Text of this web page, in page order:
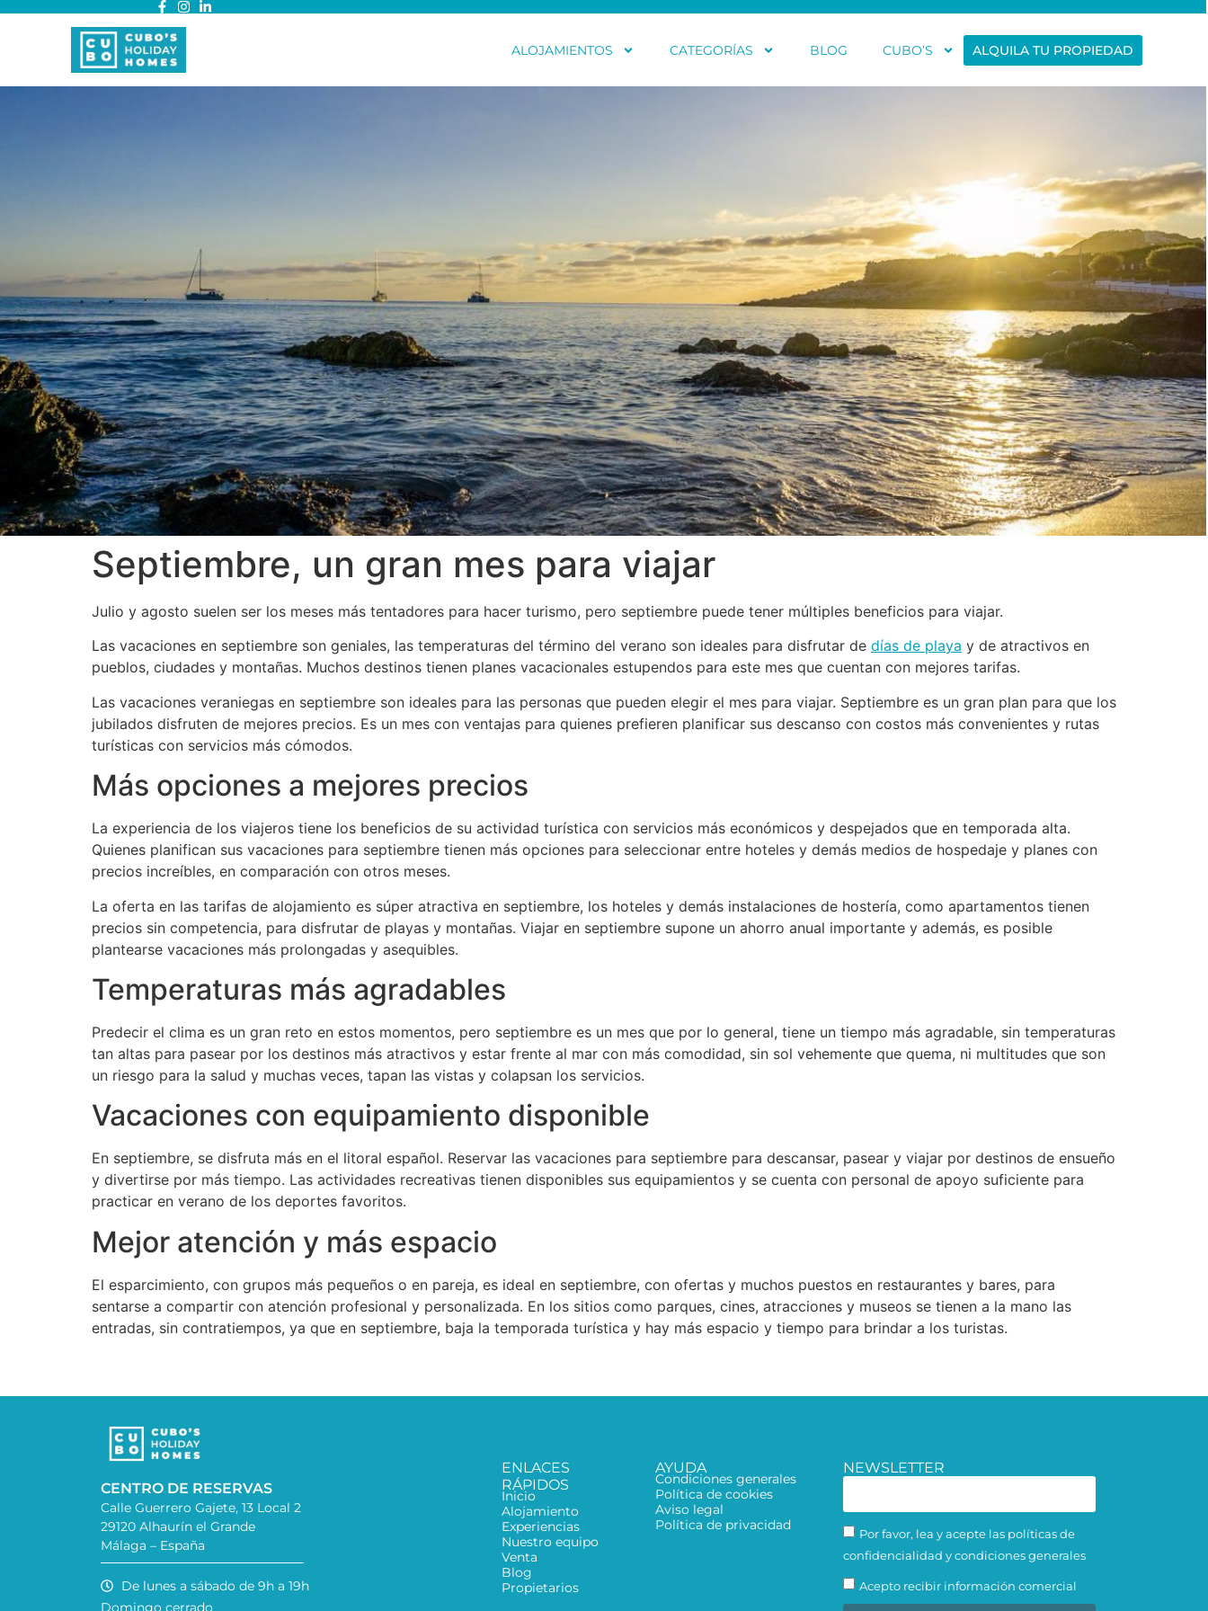
ALQUILA TU PROPIEDAD
ALOJAMIENTOS CATEGORÍAS BLOG CUBO’S
Septiembre, un gran mes para viajar
Julio y agosto suelen ser los meses más tentadores para hacer turismo, pero septiembre puede tener múltiples beneficios para viajar.
Las vacaciones en septiembre son geniales, las temperaturas del término del verano son ideales para disfrutar de días de playa y de atractivos en
pueblos, ciudades y montañas. Muchos destinos tienen planes vacacionales estupendos para este mes que cuentan con mejores tarifas.
Las vacaciones veraniegas en septiembre son ideales para las personas que pueden elegir el mes para viajar. Septiembre es un gran plan para que los
jubilados disfruten de mejores precios. Es un mes con ventajas para quienes prefieren planificar sus descanso con costos más convenientes y rutas
turísticas con servicios más cómodos.
Más opciones a mejores precios
La experiencia de los viajeros tiene los beneficios de su actividad turística con servicios más económicos y despejados que en temporada alta.
Quienes planifican sus vacaciones para septiembre tienen más opciones para seleccionar entre hoteles y demás medios de hospedaje y planes con
precios increíbles, en comparación con otros meses.
La oferta en las tarifas de alojamiento es súper atractiva en septiembre, los hoteles y demás instalaciones de hostería, como apartamentos tienen
precios sin competencia, para disfrutar de playas y montañas. Viajar en septiembre supone un ahorro anual importante y además, es posible
plantearse vacaciones más prolongadas y asequibles.
Temperaturas más agradables
Predecir el clima es un gran reto en estos momentos, pero septiembre es un mes que por lo general, tiene un tiempo más agradable, sin temperaturas
tan altas para pasear por los destinos más atractivos y estar frente al mar con más comodidad, sin sol vehemente que quema, ni multitudes que son
un riesgo para la salud y muchas veces, tapan las vistas y colapsan los servicios.
Vacaciones con equipamiento disponible
En septiembre, se disfruta más en el litoral español. Reservar las vacaciones para septiembre para descansar, pasear y viajar por destinos de ensueño
y divertirse por más tiempo. Las actividades recreativas tienen disponibles sus equipamientos y se cuenta con personal de apoyo suficiente para
practicar en verano de los deportes favoritos.
Mejor atención y más espacio
El esparcimiento, con grupos más pequeños o en pareja, es ideal en septiembre, con ofertas y muchos puestos en restaurantes y bares, para
sentarse a compartir con atención profesional y personalizada. En los sitios como parques, cines, atracciones y museos se tienen a la mano las
entradas, sin contratiempos, ya que en septiembre, baja la temporada turística y hay más espacio y tiempo para brindar a los turistas.
CENTRO DE RESERVAS
Calle Guerrero Gajete, 13 Local 2
29120 Alhaurín el Grande
Málaga – España
De lunes a sábado de 9h a 19h
Domingo cerrado
ENLACES
RÁPIDOS
Inicio
Alojamiento
Experiencias
Nuestro equipo
Venta
Blog
Propietarios
AYUDA
Condiciones generales
Política de cookies
Aviso legal
Política de privacidad
NEWSLETTER
Por favor, lea y acepte las políticas de
confidencialidad y condiciones generales
Acepto recibir información comercial